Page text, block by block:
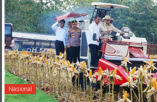
Nasional